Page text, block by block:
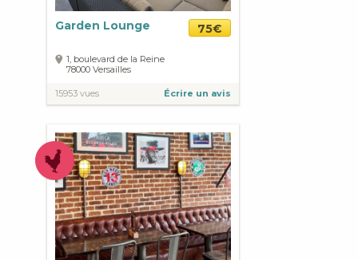
Garden Lounge 75€
1, boulevard de la Reine
78000 Versailles
15953 vues Écrire un avis